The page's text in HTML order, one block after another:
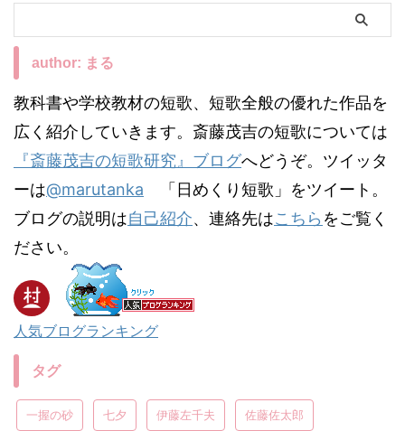
author: まる
教科書や学校教材の短歌、短歌全般の優れた作品を
広く紹介していきます。斎藤茂吉の短歌については
『斎藤茂吉の短歌研究』ブログへどうぞ。ツイッタ
ーは@marutanka 「日めくり短歌」をツイート。
ブログの説明は自己紹介、連絡先はこちら をご覧く
ださい。
人気ブログランキング
タグ
一握の砂 七夕 伊藤左千夫 佐藤佐太郎